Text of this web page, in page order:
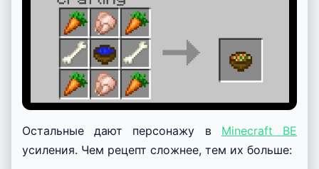
Остальные дают персонажу в Minecraft BE
усиления. Чем рецепт сложнее, тем их больше: